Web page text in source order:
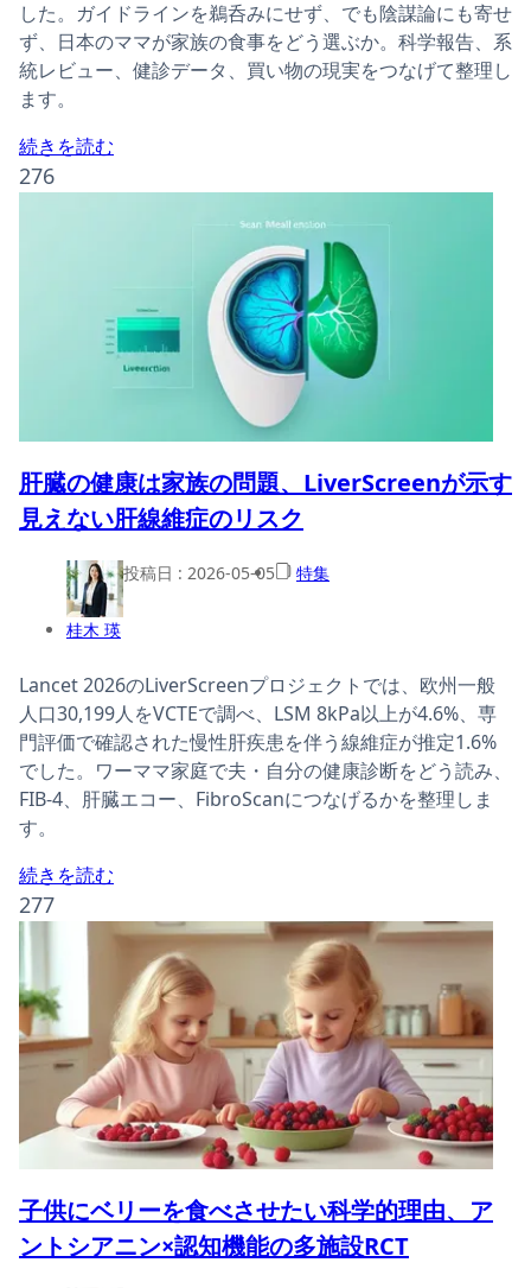
した。ガイドラインを鵜呑みにせず、でも陰謀論にも寄せ
ず、日本のママが家族の食事をどう選ぶか。科学報告、系
統レビュー、健診データ、買い物の現実をつなげて整理し
ます。
続きを読む
276
肝臓の健康は家族の問題、LiverScreenが示す
見えない肝線維症のリスク
桂木 瑛
投稿日 : 2026-05-05 特集
Lancet 2026のLiverScreenプロジェクトでは、欧州一般
人口30,199人をVCTEで調べ、LSM 8kPa以上が4.6%、専
門評価で確認された慢性肝疾患を伴う線維症が推定1.6%
でした。ワーママ家庭で夫・自分の健康診断をどう読み、
FIB-4、肝臓エコー、FibroScanにつなげるかを整理しま
す。
続きを読む
277
子供にベリーを食べさせたい科学的理由、ア
ントシアニン×認知機能の多施設RCT